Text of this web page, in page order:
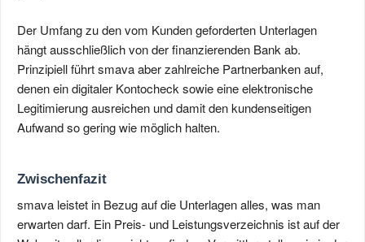
Der Umfang zu den vom Kunden geforderten Unterlagen
hängt ausschließlich von der finanzierenden Bank ab.
Prinzipiell führt smava aber zahlreiche Partnerbanken auf,
denen ein digitaler Kontocheck sowie eine elektronische
Legitimierung ausreichen und damit den kundenseitigen
Aufwand so gering wie möglich halten.
Zwischenfazit
smava leistet in Bezug auf die Unterlagen alles, was man
erwarten darf. Ein Preis- und Leistungsverzeichnis ist auf der